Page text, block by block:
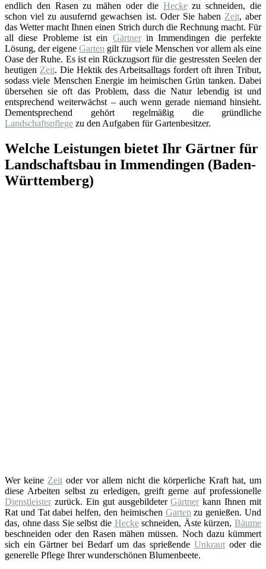
endlich den Rasen zu mähen oder die Heckezu schneiden, die
schon viel zu ausufernd gewachsen ist. Oder Sie haben Zeit, aber
das Wetter macht Ihnen einen Strich durch die Rechnung macht. Für
all diese Probleme ist ein Gärtnerin Immendingen die perfekte
Lösung, der eigeneGarten gilt für viele Menschen vor allem als eine
Oase der Ruhe. Es ist ein Rückzugsort für die gestressten Seelen der
heutigen Zeit. Die Hektik des Arbeitsalltags fordert oft ihren Tribut,
sodass viele Menschen Energie im heimischen Grün tanken. Dabei
übersehen sie oft das Problem, dass die Natur lebendig ist und
entsprechend weiterwächst – auch wenn gerade niemand hinsieht.
Dementsprechend gehört regelmäßig die gründliche
Landschaftspflege zu den Aufgaben für Gartenbesitzer.
Welche Leistungen bietet Ihr Gärtner für
Landschaftsbau in Immendingen (Baden-
Württemberg)
Wer keine Zeit oder vor allem nicht die körperliche Kraft hat, um
diese Arbeiten selbst zu erledigen, greift gerne auf professionelle
Dienstleister zurück. Ein gut ausgebildeterGärtner kann Ihnen mit
Rat und Tat dabei helfen, den heimischen Garten zu genießen. Und
das, ohne dass Sie selbst die Heckeschneiden, Äste kürzen,Bäume
beschneiden oder den Rasen mähen müssen. Noch dazu kümmert
sich ein Gärtner bei Bedarf um das sprießende Unkraut oder die
generelle Pflege Ihrer wunderschönen Blumenbeete.